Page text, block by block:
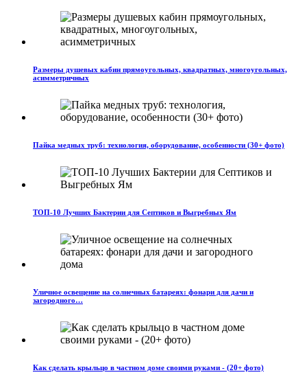
Размеры душевых кабин прямоугольных, квадратных, многоугольных,
асимметричных
Пайка медных труб: технология, оборудование, особенности (30+ фото)
ТОП-10 Лучших Бактерии для Септиков и Выгребных Ям
Уличное освещение на солнечных батареях: фонари для дачи и
загородного…
Как сделать крыльцо в частном доме своими руками - (20+ фото)